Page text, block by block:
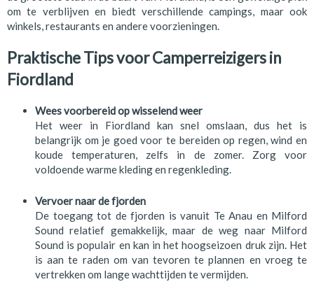
om te verblijven en biedt verschillende campings, maar ook
winkels, restaurants en andere voorzieningen.
Praktische Tips voor Camperreizigers in
Fiordland
Wees voorbereid op wisselend weer
Het weer in Fiordland kan snel omslaan, dus het is
belangrijk om je goed voor te bereiden op regen, wind en
koude temperaturen, zelfs in de zomer. Zorg voor
voldoende warme kleding en regenkleding.
Vervoer naar de fjorden
De toegang tot de fjorden is vanuit Te Anau en Milford
Sound relatief gemakkelijk, maar de weg naar Milford
Sound is populair en kan in het hoogseizoen druk zijn. Het
is aan te raden om van tevoren te plannen en vroeg te
vertrekken om lange wachttijden te vermijden.